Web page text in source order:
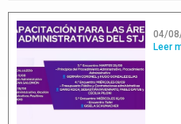
04/
Leer